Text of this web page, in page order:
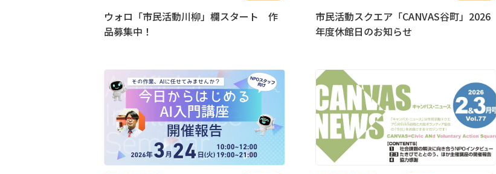
ウォロ「市民活動川柳」欄スタート 作
品募集中！
市民活動スクエア「CANVAS谷町」2026
年度休館日のお知らせ